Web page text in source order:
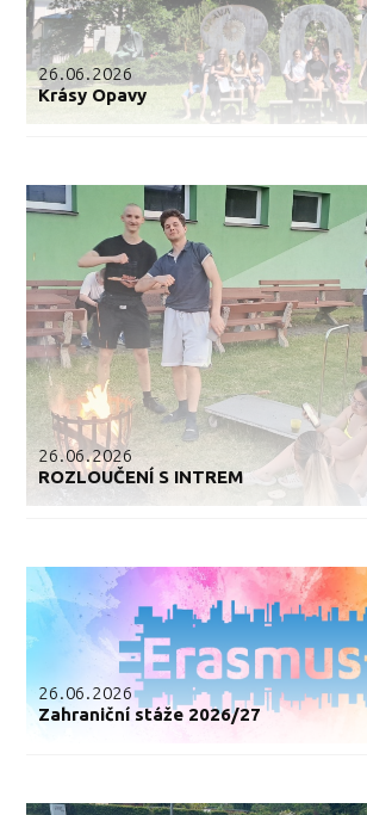
26.06.2026
Krásy Opavy
26.06.2026
ROZLOUČENÍ S INTREM
26.06.2026
Zahraniční stáže 2026/27